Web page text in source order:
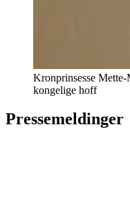
Kronprinsesse
kongelige hoff
Pressemeldinger